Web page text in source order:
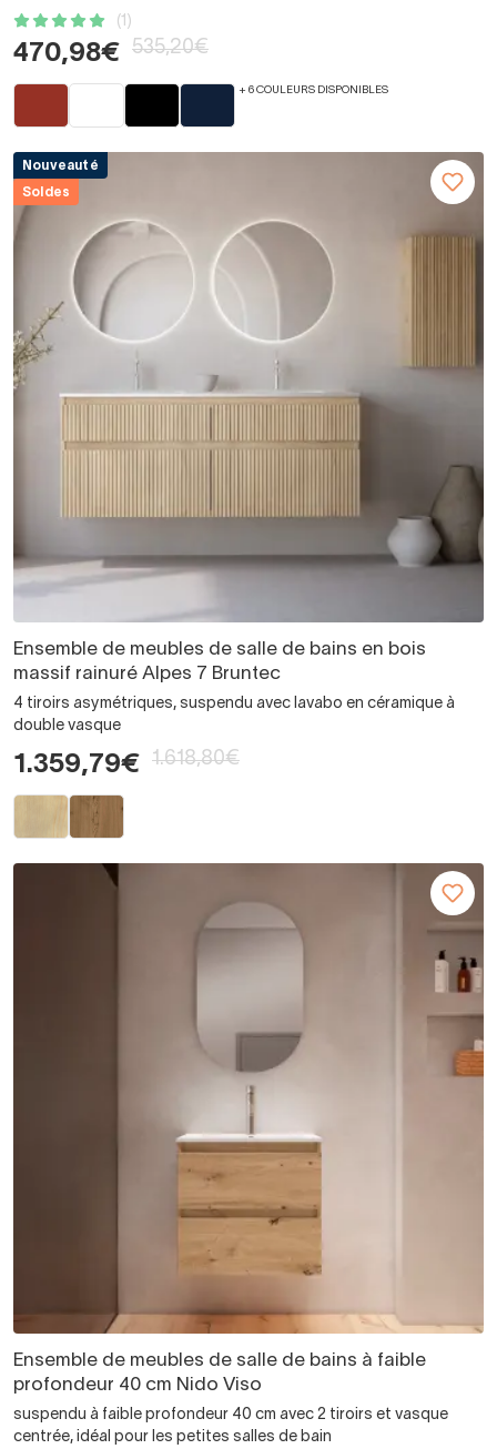
(1)
470,98€ 535,20€
+ 6 COULEURS DISPONIBLES
Nouveauté
Soldes
Ensemble de meubles de salle de bains en bois
massif rainuré Alpes 7 Bruntec
4 tiroirs asymétriques, suspendu avec lavabo en céramique à
double vasque
1.359,79€ 1.618,80€
Ensemble de meubles de salle de bains à faible
profondeur 40 cm Nido Viso
suspendu à faible profondeur 40 cm avec 2 tiroirs et vasque
centrée, idéal pour les petites salles de bain